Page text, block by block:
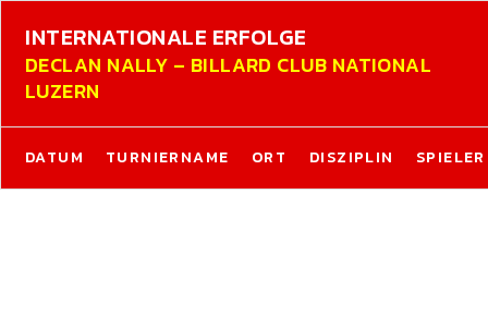
INTERNATIONALE ERFOLGE
DECLAN NALLY – BILLARD CLUB NATIONAL
LUZERN
DATUM TURNIERNAME ORT DISZIPLIN SPIELER